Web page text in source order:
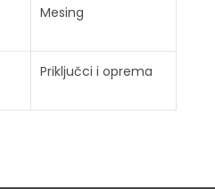
Mesing
Priključci i oprema